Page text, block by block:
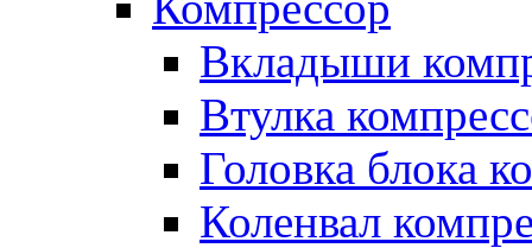
Вкладыши
Втулка
Головка блока
Коленвал